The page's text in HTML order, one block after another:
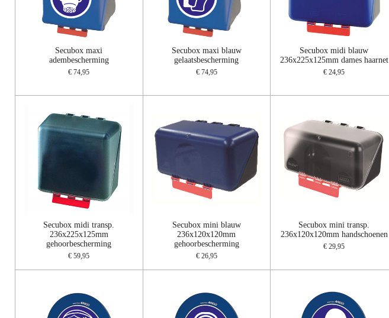
Secubox maxi
adembescherming
€ 74,95
Secubox maxi blauw
gelaatsbescherming
€ 74,95
Secubox midi blauw
236x225x125mm dames haarnet
€ 24,95
Secubox midi transp.
236x225x125mm
gehoorbescherming
€ 59,95
Secubox mini blauw
236x120x120mm
gehoorbescherming
€ 26,95
Secubox mini transp.
236x120x120mm handschoenen
€ 29,95